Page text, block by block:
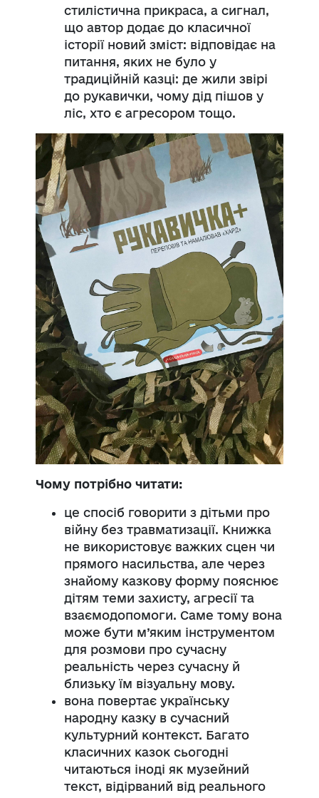
стилістична прикраса, а сигнал,
що автор додає до класичної
історії новий зміст: відповідає на
питання, яких не було у
традиційній казці: де жили звірі
до рукавички, чому дід пішов у
ліс, хто є агресором тощо.
Чому потрібно читати:
це спосіб говорити з дітьми про
війну без травматизації. Книжка
не використовує важких сцен чи
прямого насильства, але через
знайому казкову форму пояснює
дітям теми захисту, агресії та
взаємодопомоги. Саме тому вона
може бути м’яким інструментом
для розмови про сучасну
реальність через сучасну й
близьку їм візуальну мову.
вона повертає українську
народну казку в сучасний
культурний контекст. Багато
класичних казок сьогодні
читаються іноді як музейний
текст, відірваний від реального